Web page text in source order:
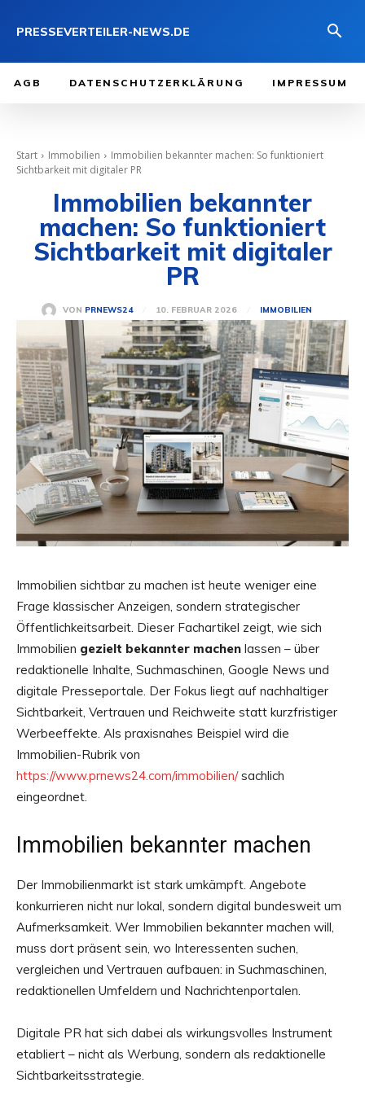
PRESSEVERTEILER-NEWS.DE
AGB DATENSCHUTZERKLÄRUNG IMPRESSUM
Start Immobilien
Immobilien bekannter machen: So funktioniert
Sichtbarkeit mit digitaler PR
Immobilien bekannter
machen: So funktioniert
Sichtbarkeit mit digitaler
PR
VON PRNEWS24 10. FEBRUAR 2026 IMMOBILIEN
Immobilien sichtbar zu machen ist heute weniger eine
Frage klassischer Anzeigen, sondern strategischer
Öffentlichkeitsarbeit. Dieser Fachartikel zeigt, wie sich
Immobilien gezielt bekannter machen lassen – über
redaktionelle Inhalte, Suchmaschinen, Google News und
digitale Presseportale. Der Fokus liegt auf nachhaltiger
Sichtbarkeit, Vertrauen und Reichweite statt kurzfristiger
Werbeeffekte. Als praxisnahes Beispiel wird die
Immobilien-Rubrik von
https://www.prnews24.com/immobilien/sachlich
eingeordnet.
Immobilien bekannter machen
Der Immobilienmarkt ist stark umkämpft. Angebote
konkurrieren nicht nur lokal, sondern digital bundesweit um
Aufmerksamkeit. Wer Immobilien bekannter machen will,
muss dort präsent sein, wo Interessenten suchen,
vergleichen und Vertrauen aufbauen: in Suchmaschinen,
redaktionellen Umfeldern und Nachrichtenportalen.
Digitale PR hat sich dabei als wirkungsvolles Instrument
etabliert – nicht als Werbung, sondern als redaktionelle
Sichtbarkeitsstrategie.